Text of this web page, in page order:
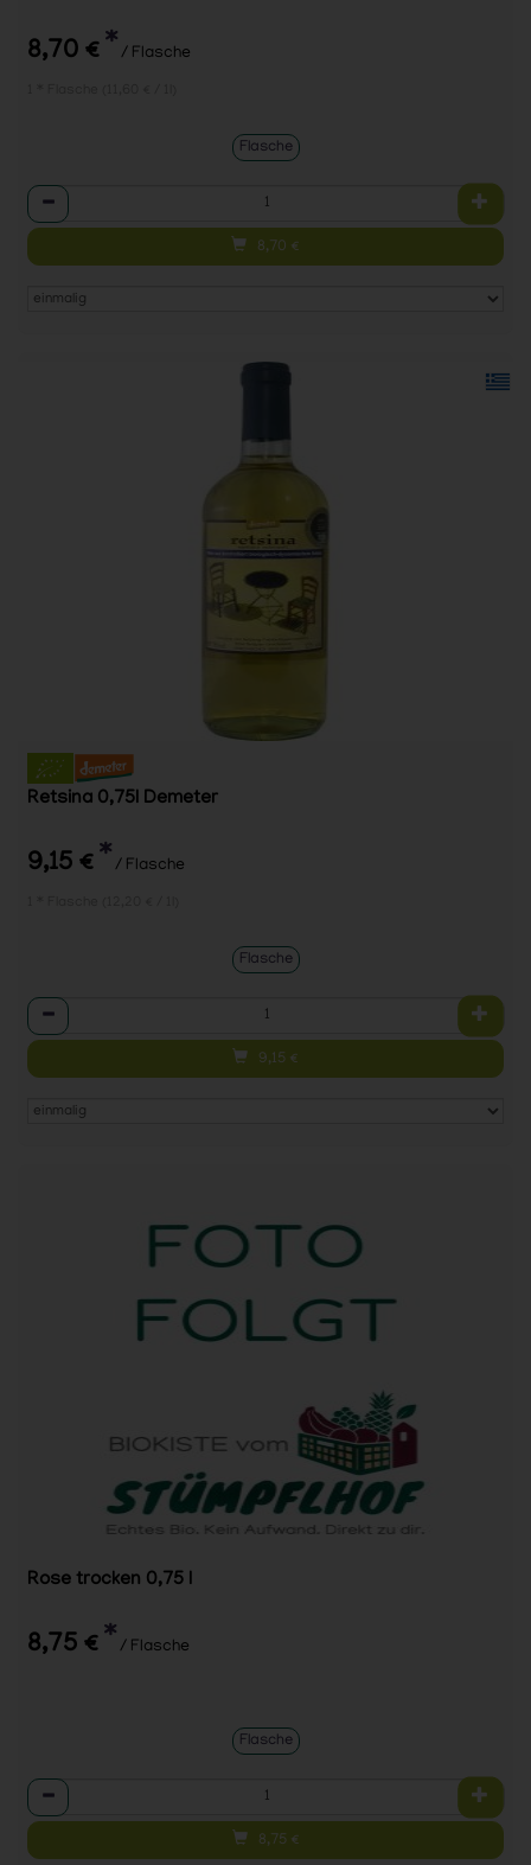
8,70 € * / Flasche
Flasche
Anzahl
8,70 €
Retsina 0,75l Demeter
9,15 € * / Flasche
Flasche
Anzahl
9,15 €
Rose trocken 0,75 l
8,75 € * / Flasche
Flasche
Anzahl
8,75 €